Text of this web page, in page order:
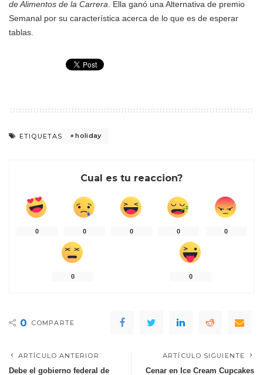
de Alimentos de la Carrera . Ella ganó una Alternativa de premio
Semanal por su característica acerca de lo que es de esperar
tablas.
ETIQUETAS holiday
Cual es tu reaccion?
0 0 0 0 0
0 0
0 COMPARTE
ARTÍCULO ANTERIOR
Debe el gobierno federal de
ARTÍCULO SIGUIENTE
Cenar en Ice Cream Cupcakes